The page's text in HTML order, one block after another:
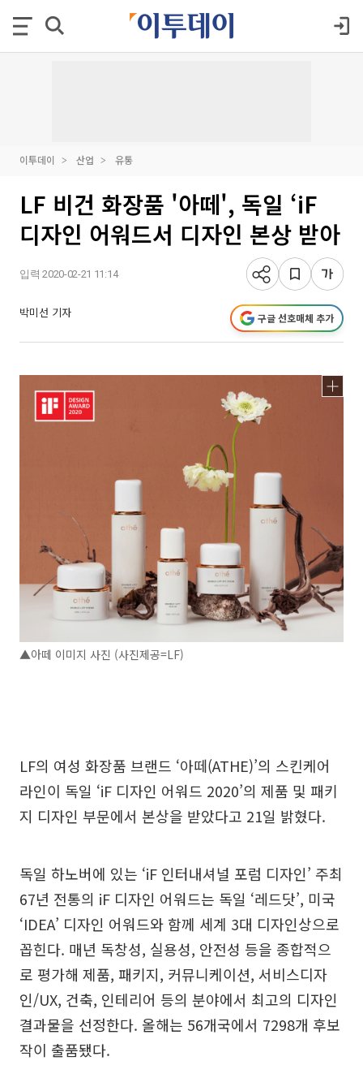
이투데이 산업 유통
LF 비건 화장품 '아떼', 독일 ‘iF
디자인 어워드서 디자인 본상 받아
입력 2020-02-21 11:14
박미선 기자 구글 선호매체 추가
▲아떼 이미지 사진 (사진제공=LF)
LF의 여성 화장품 브랜드 ‘아떼(ATHE)’의 스킨케어
라인이 독일 ‘iF 디자인 어워드 2020’의 제품 및 패키
지 디자인 부문에서 본상을 받았다고 21일 밝혔다.
독일 하노버에 있는 ‘iF 인터내셔널 포럼 디자인’ 주최
67년 전통의 iF 디자인 어워드는 독일 ‘레드닷’, 미국
‘IDEA’ 디자인 어워드와 함께 세계 3대 디자인상으로
꼽힌다. 매년 독창성, 실용성, 안전성 등을 종합적으
로 평가해 제품, 패키지, 커뮤니케이션, 서비스디자
인/UX, 건축, 인테리어 등의 분야에서 최고의 디자인
결과물을 선정한다. 올해는 56개국에서 7298개 후보
작이 출품됐다.